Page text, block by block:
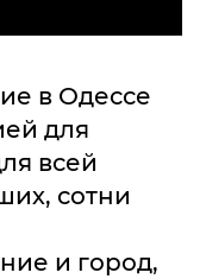
в Одессе
для
всей
сотни
и город,